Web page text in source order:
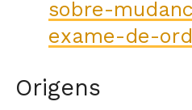
sobre-
exame-de-
Origens